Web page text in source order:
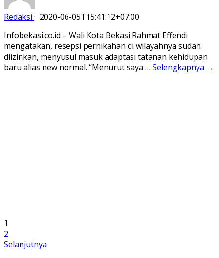
Redaksi · 2020-06-05T15:41:12+07:00
Infobekasi.co.id – Wali Kota Bekasi Rahmat Effendi
mengatakan, resepsi pernikahan di wilayahnya sudah
diizinkan, menyusul masuk adaptasi tatanan kehidupan
baru alias new normal. “Menurut saya … Selengkapnya →
1
2
Selanjutnya